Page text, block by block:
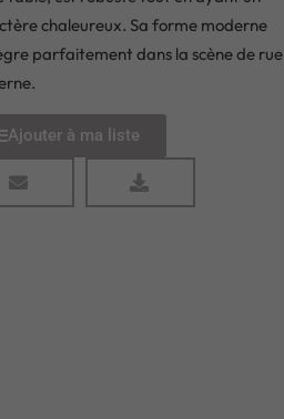
chaleureux. Sa forme moderne
parfaitement dans la scène de rue
Ajouter à ma liste